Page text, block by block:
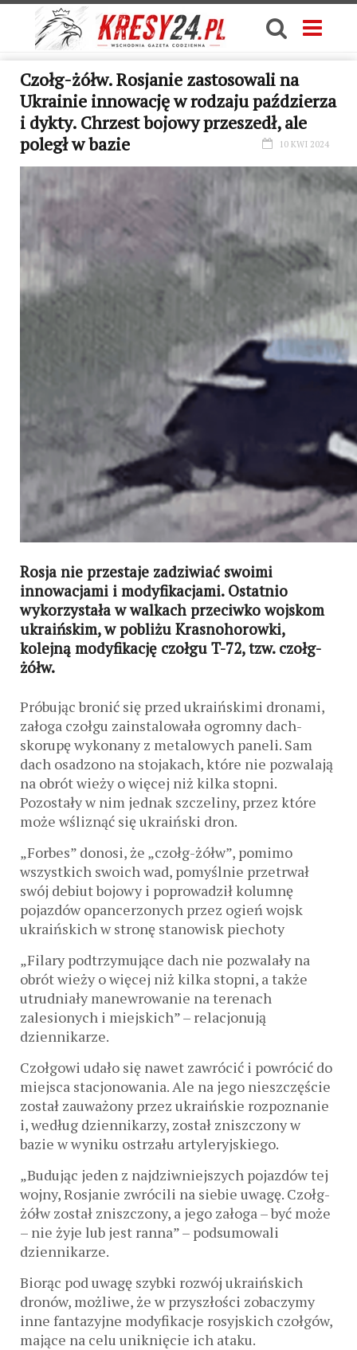
Czołg-żółw. Rosjanie zastosowali na
Ukrainie innowację w rodzaju paździerza
i dykty. Chrzest bojowy przeszedł, ale
poległ w bazie
10 KWI 2024
Rosja nie przestaje zadziwiać swoimi
innowacjami i modyfikacjami. Ostatnio
wykorzystała w walkach przeciwko wojskom
ukraińskim, w pobliżu Krasnohorowki,
kolejną modyfikację czołgu T-72, tzw. czołg-
żółw.
Próbując bronić się przed ukraińskimi dronami,
załoga czołgu zainstalowała ogromny dach-
skorupę wykonany z metalowych paneli. Sam
dach osadzono na stojakach, które nie pozwalają
na obrót wieży o więcej niż kilka stopni.
Pozostały w nim jednak szczeliny, przez które
może wśliznąć się ukraiński dron.
„Forbes” donosi, że „czołg-żółw”, pomimo
wszystkich swoich wad, pomyślnie przetrwał
swój debiut bojowy i poprowadził kolumnę
pojazdów opancerzonych przez ogień wojsk
ukraińskich w stronę stanowisk piechoty
„Filary podtrzymujące dach nie pozwalały na
obrót wieży o więcej niż kilka stopni, a także
utrudniały manewrowanie na terenach
zalesionych i miejskich” – relacjonują
dziennikarze.
Czołgowi udało się nawet zawrócić i powrócić do
miejsca stacjonowania. Ale na jego nieszczęście
został zauważony przez ukraińskie rozpoznanie
i, według dziennikarzy, został zniszczony w
bazie w wyniku ostrzału artyleryjskiego.
„Budując jeden z najdziwniejszych pojazdów tej
wojny, Rosjanie zwrócili na siebie uwagę. Czołg-
żółw został zniszczony, a jego załoga – być może
– nie żyje lub jest ranna” – podsumowali
dziennikarze.
Biorąc pod uwagę szybki rozwój ukraińskich
dronów, możliwe, że w przyszłości zobaczymy
inne fantazyjne modyfikacje rosyjskich czołgów,
mające na celu uniknięcie ich ataku.